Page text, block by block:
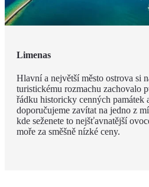
Limenas
Hlavní a největší město ostrova si
turistickému rozmachu zachovalo
řádku historicky cenných památek
doporučujeme zavítat na jedno z
kde seženete to nejšťavnatější
moře za směšně nízké ceny.